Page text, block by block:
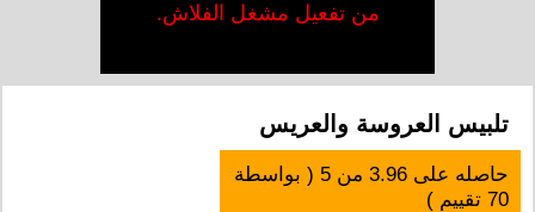
من تفعيل مشغل الفلاش.
تلبيس العروسة والعريس
حاصله على3.96 من5 ( بواسطة
70 تقييم )